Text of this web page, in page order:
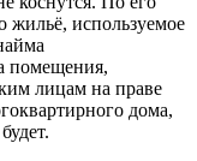
жильё, используемое
помещения,
лицам на праве
дома,